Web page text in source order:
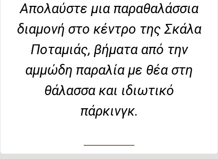
Απολαύστε μια παραθαλάσσια
διαμονή στο κέντρο της Σκάλα
Ποταμιάς, βήματα από την
αμμώδη παραλία με θέα στη
θάλασσα και ιδιωτικό
πάρκινγκ.